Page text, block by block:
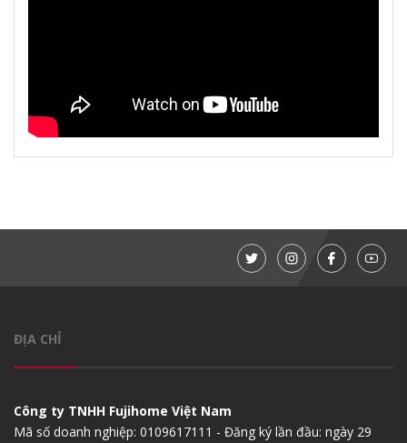
ĐỊA CHỈ
Công ty TNHH Fujihome Việt Nam
Mã số doanh nghiệp: 0109617111 - Đăng ký lần đầu: ngày 29